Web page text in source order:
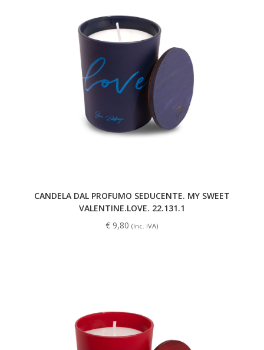
CANDELA DAL PROFUMO SEDUCENTE. MY SWEET
VALENTINE.LOVE. 22.131.1
€ 9,80 (Inc. IVA)